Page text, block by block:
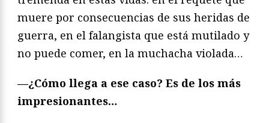
muere por consecuencias de sus heridas de
guerra, en el falangista que está mutilado y
no puede comer, en la muchacha violada…
—¿Cómo llega a ese caso? Es de los más
impresionantes…